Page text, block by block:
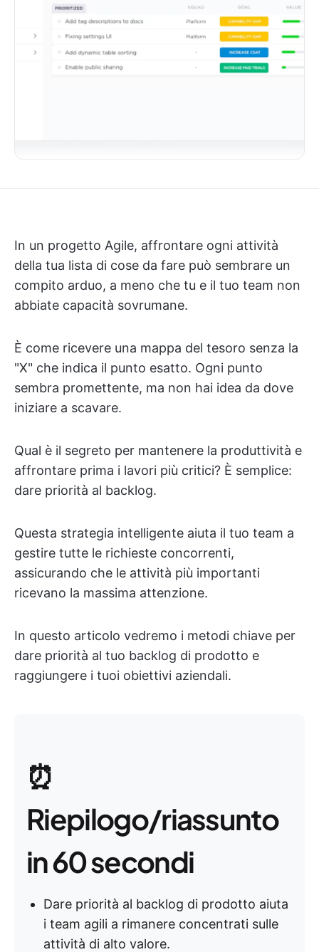
In un progetto Agile, affrontare ogni attività
della tua lista di cose da fare può sembrare un
compito arduo, a meno che tu e il tuo team non
abbiate capacità sovrumane.
È come ricevere una mappa del tesoro senza la
"X" che indica il punto esatto. Ogni punto
sembra promettente, ma non hai idea da dove
iniziare a scavare.
Qual è il segreto per mantenere la produttività e
affrontare prima i lavori più critici? È semplice:
dare priorità al backlog.
Questa strategia intelligente aiuta il tuo team a
gestire tutte le richieste concorrenti,
assicurando che le attività più importanti
ricevano la massima attenzione.
In questo articolo vedremo i metodi chiave per
dare priorità al tuo backlog di prodotto e
raggiungere i tuoi obiettivi aziendali.
⏰
Riepilogo/riassunto
in 60 secondi
Dare priorità al backlog di prodotto aiuta
i team agili a rimanere concentrati sulle
attività di alto valore.